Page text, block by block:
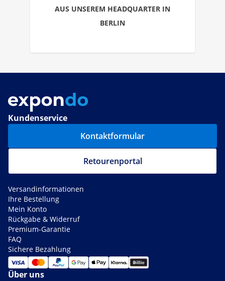
AUS UNSEREM HEADQUARTER IN
BERLIN
Kundenservice
Kontaktformular
Retourenportal
Versandinformationen
Ihre Bestellung
Mein Konto
Rückgabe & Widerruf
Premium-Garantie
FAQ
Sichere Bezahlung
Über uns